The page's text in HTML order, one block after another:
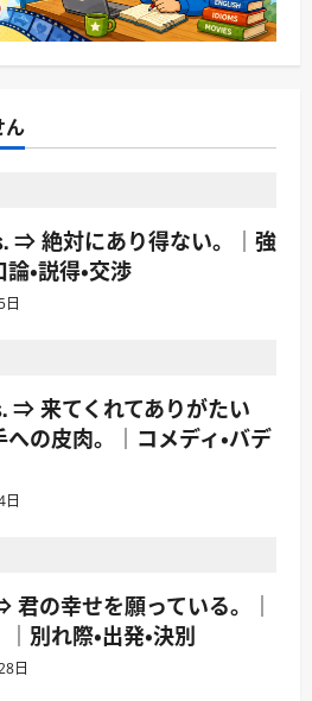
ん
⇒ 絶対にあり得ない。｜強
・説得・交渉
日
⇒ 来てくれてありがたい
の皮肉。｜コメディ・バデ
日
君の幸せを願っている。｜
別れ際・出発・決別
日